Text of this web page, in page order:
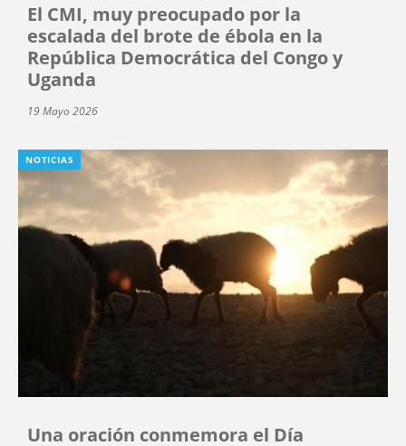
El CMI, muy preocupado por la
escalada del brote de ébola en la
República Democrática del Congo y
Uganda
19 Mayo 2026
NOTICIAS
Una oración conmemora el Día